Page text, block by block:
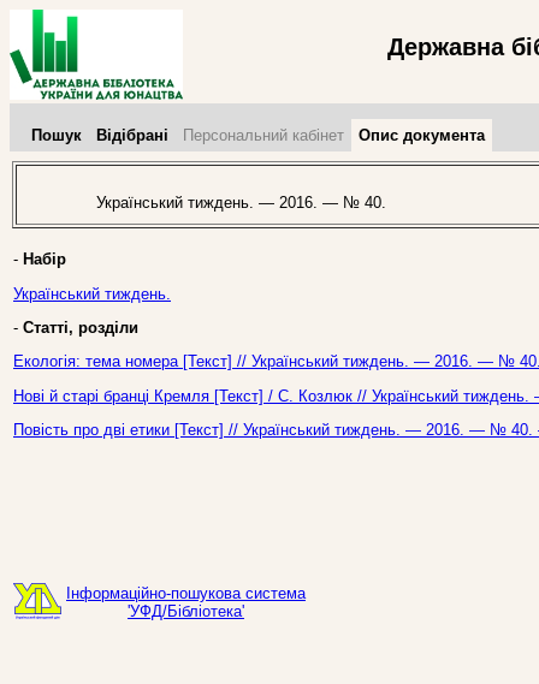
Державна
Пошук Відібрані Персональний кабінет Опис документа
Український тиждень. — 2016. — № 40.
- Набір
Український тиждень.
- Статті, розділи
Екологія: тема номера [Текст] // Український тиждень. — 2016. — №
Нові й старі бранці Кремля [Текст] / С. Козлюк // Український
Повість про дві етики [Текст] // Український тиждень. — 2016. — №
Інформаційно-пошукова система
'УФД/Бібліотека'